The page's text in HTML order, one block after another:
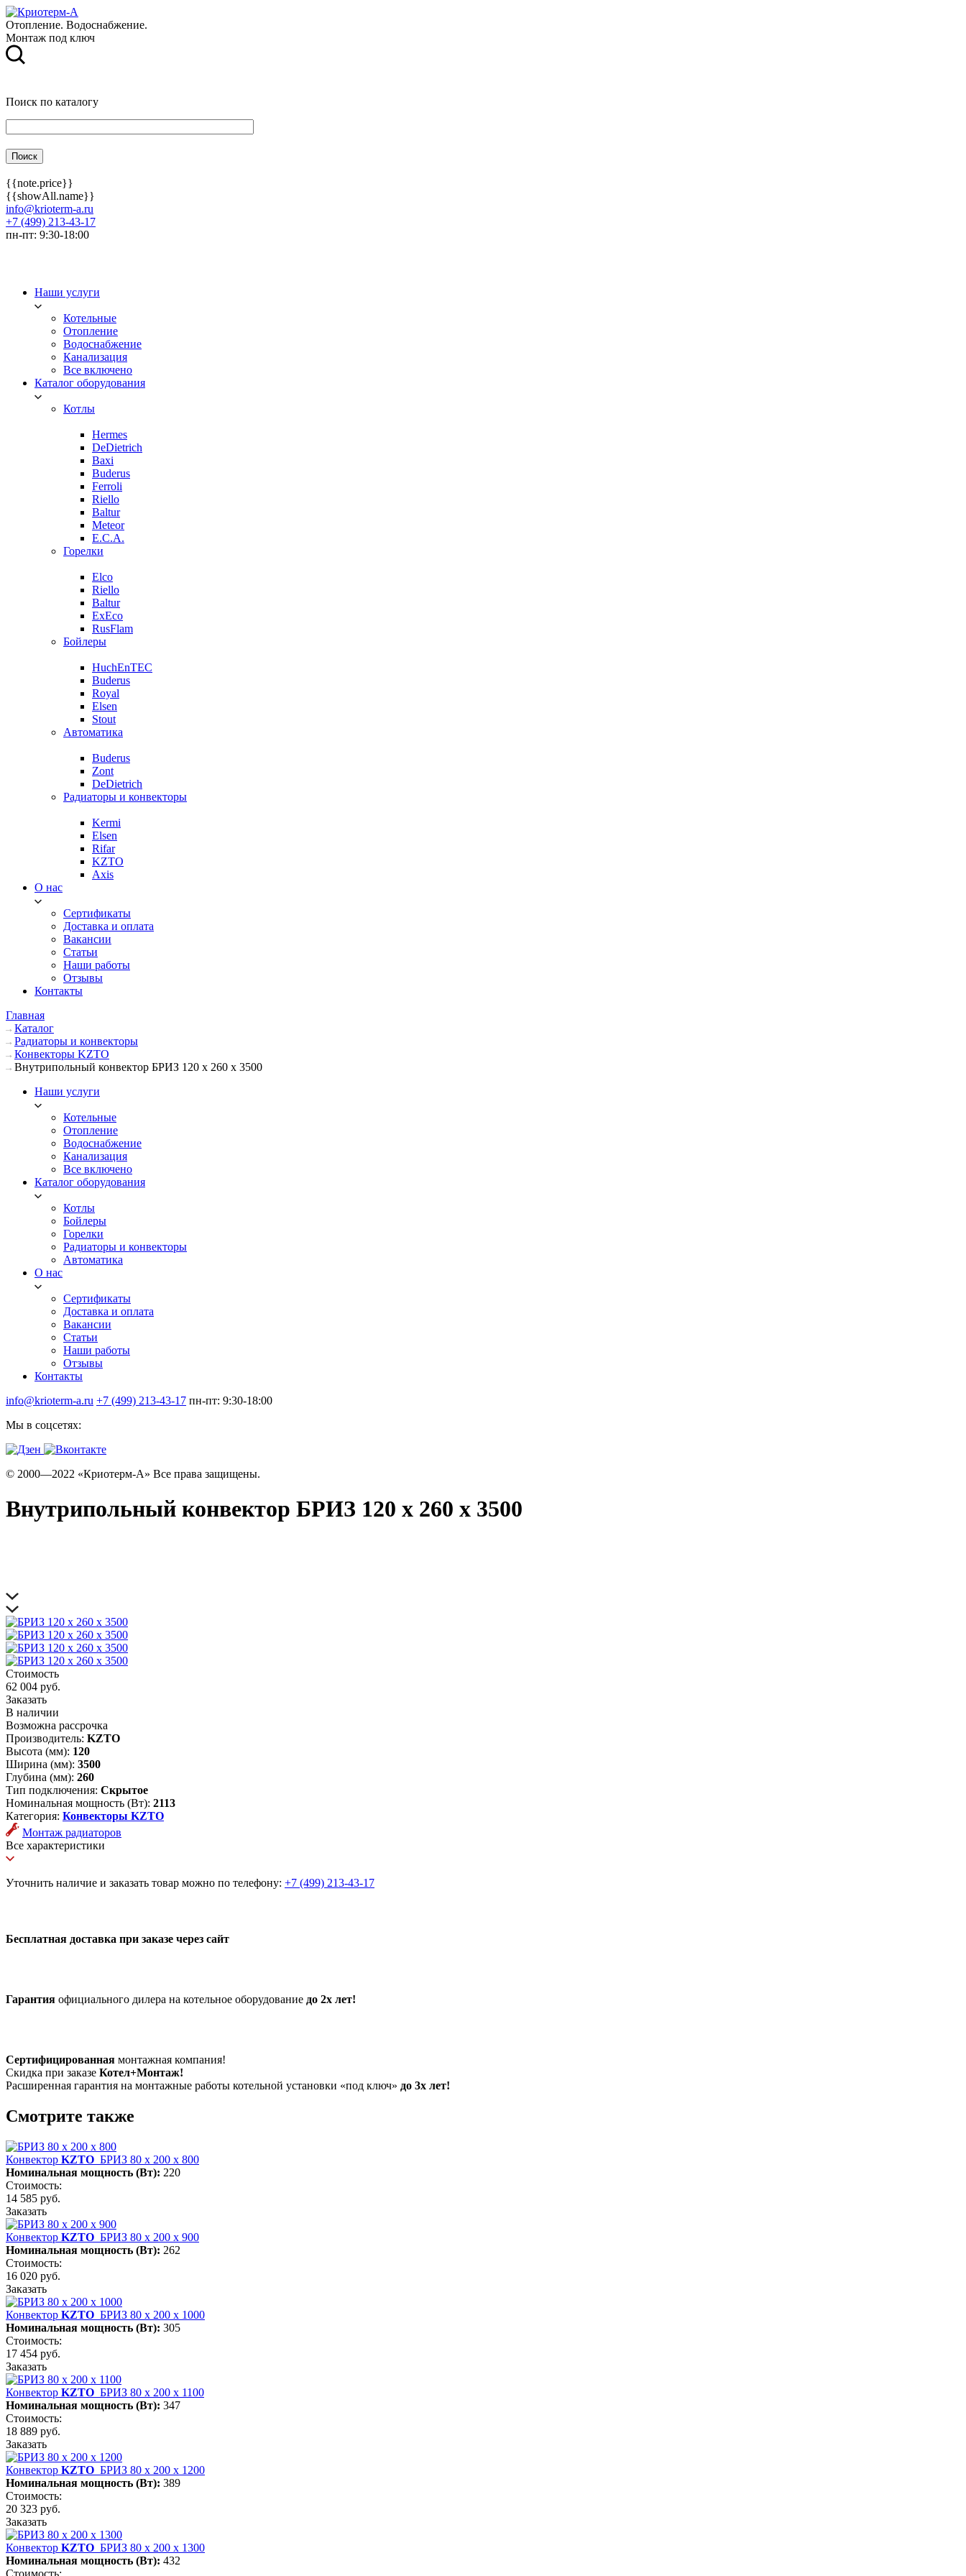
Отопление. Водоснабжение.
Монтаж под ключ
Поиск по каталогу
{{note.price}}
{{showAll.name}}
info@krioterm-a.ru
+7 (499) 213-43-17
пн-пт: 9:30-18:00
Наши услуги
Котельные
Отопление
Водоснабжение
Канализация
Все включено
Каталог оборудования
Котлы
Hermes
DeDietrich
Baxi
Buderus
Ferroli
Riello
Baltur
Meteor
E.C.A.
Горелки
Elco
Riello
Baltur
ExEco
RusFlam
Бойлеры
HuchEnTEC
Buderus
Royal
Elsen
Stout
Автоматика
Buderus
Zont
DeDietrich
Радиаторы и конвекторы
Kermi
Elsen
Rifar
KZTO
Axis
О нас
Сертификаты
Доставка и оплата
Вакансии
Статьи
Наши работы
Отзывы
Контакты
Главная
Каталог
Радиаторы и конвекторы
Конвекторы KZTO
Внутрипольный конвектор БРИЗ 120 х 260 х 3500
Наши услуги
Котельные
Отопление
Водоснабжение
Канализация
Все включено
Каталог оборудования
Котлы
Бойлеры
Горелки
Радиаторы и конвекторы
Автоматика
О нас
Сертификаты
Доставка и оплата
Вакансии
Статьи
Наши работы
Отзывы
Контакты
info@krioterm-a.ru +7 (499) 213-43-17 пн-пт: 9:30-18:00
Мы в соцсетях:
© 2000—2022 «Криотерм-А» Все права защищены.
Внутрипольный конвектор БРИЗ 120 х 260 х 3500
Стоимость
62 004 руб.
Заказать
В наличии
Возможна рассрочка
Производитель: KZTO
Высота (мм): 120
Ширина (мм): 3500
Глубина (мм): 260
Тип подключения: Скрытое
Номинальная мощность (Вт): 2113
Категория: Конвекторы KZTO
Монтаж радиаторов
Все характеристики
Уточнить наличие и заказать товар можно по телефону: +7 (499) 213-43-17
Бесплатная доставка при заказе через сайт
Гарантия официального дилера на котельное оборудование до 2х лет!
Сертифицированная монтажная компания!
Скидка при заказе Котел+Монтаж!
Расширенная гарантия на монтажные работы котельной установки «под ключ» до 3х лет!
Смотрите также
Конвектор KZTO БРИЗ 80 х 200 х 800
Номинальная мощность (Вт): 220
Стоимость:
14 585 руб.
Заказать
Конвектор KZTO БРИЗ 80 х 200 х 900
Номинальная мощность (Вт): 262
Стоимость:
16 020 руб.
Заказать
Конвектор KZTO БРИЗ 80 х 200 х 1000
Номинальная мощность (Вт): 305
Стоимость:
17 454 руб.
Заказать
Конвектор KZTO БРИЗ 80 х 200 х 1100
Номинальная мощность (Вт): 347
Стоимость:
18 889 руб.
Заказать
Конвектор KZTO БРИЗ 80 х 200 х 1200
Номинальная мощность (Вт): 389
Стоимость:
20 323 руб.
Заказать
Конвектор KZTO БРИЗ 80 х 200 х 1300
Номинальная мощность (Вт): 432
Стоимость: